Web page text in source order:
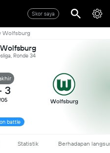
Skor saya
Wolfsburg
Ronde 34
3
05 Wolfsburg
battle
Statistik Berhadapan